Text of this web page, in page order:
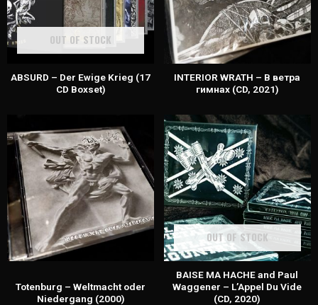
OUT OF STOCK
ABSURD – Der Ewige Krieg (17
CD Boxset)
INTERIOR WRATH – В ветра
гимнах (CD, 2021)
Totenburg – Weltmacht oder
Niedergang (2000)
OUT OF STOCK
BAISE MA HACHE and Paul
Waggener – L’Appel Du Vide
(CD, 2020)